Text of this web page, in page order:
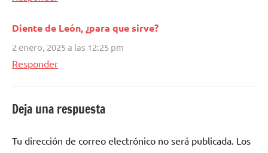
Diente de León, ¿para que sirve?
2 enero, 2025 a las 12:25 pm
Responder
Deja una respuesta
Tu dirección de correo electrónico no será publicada. Los